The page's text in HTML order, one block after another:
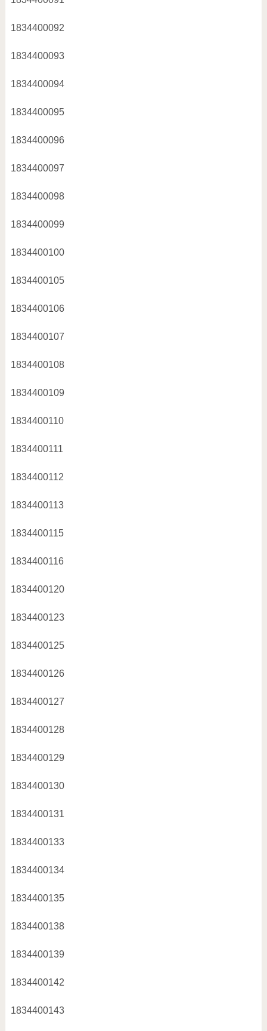
1834400092
1834400093
1834400094
1834400095
1834400096
1834400097
1834400098
1834400099
1834400100
1834400105
1834400106
1834400107
1834400108
1834400109
1834400110
1834400111
1834400112
1834400113
1834400115
1834400116
1834400120
1834400123
1834400125
1834400126
1834400127
1834400128
1834400129
1834400130
1834400131
1834400133
1834400134
1834400135
1834400138
1834400139
1834400142
1834400143